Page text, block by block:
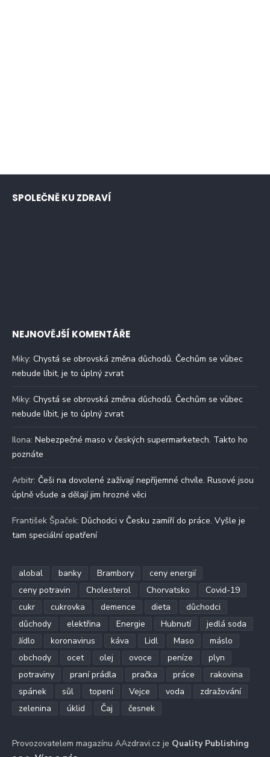
SPOLEČNĚ KU ZDRAVÍ
NEJNOVĚJŠÍ KOMENTÁŘE
Miky: Chystá se obrovská změna důchodů. Čechům se vůbec
nebude líbit, je to úplný zvrat
Miky: Chystá se obrovská změna důchodů. Čechům se vůbec
nebude líbit, je to úplný zvrat
Ilona: Nebezpečné maso v českých supermarketech. Takto ho
poznáte
Arbitr: Češi na dovolené zažívají nepříjemné chvíle. Rusové jsou
úplně všude a dělají jim hrozné věci
František Špaček: Důchodci v Česku zamíří do práce. Vyšle je
tam speciální opatření
alobal banky Brambory
ceny energií
ceny potravin
Cholesterol Chorvatsko
Covid-19
cukr
cukrovka demence dieta
důchodci
důchody
elektřina Energie Hubnutí
jedlá soda
Jídlo
koronavirus káva Lidl Maso
máslo
obchody
ocet olej ovoce peníze
plyn
potraviny
praní prádla pračka práce
rakovina
spánek
sůl topení Vejce voda
zdražování
zelenina
úklid Čaj česnek
Provozovatelem magazínu AAzdravi.cz je Quality Publishing